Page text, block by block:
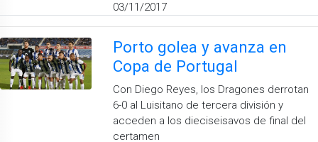
03/11/2017
Porto golea y avanza en
Copa de Portugal
Con Diego Reyes, los Dragones derrotan
6-0 al Luisitano de tercera división y
acceden a los dieciseisavos de final del
certamen